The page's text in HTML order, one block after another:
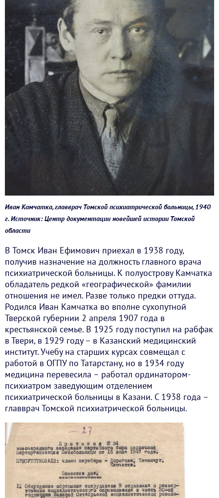
Иван Камчатка, главврач Томской психиатрической больницы, 1940
г. Источник: Центр документации новейшей истории Томской
области
В Томск Иван Ефимович приехал в 1938 году,
получив назначение на должность главного врача
психиатрической больницы. К полуострову Камчатка
обладатель редкой «географической» фамилии
отношения не имел. Разве только предки оттуда.
Родился Иван Камчатка во вполне сухопутной
Тверской губернии 2 апреля 1907 года в
крестьянской семье. В 1925 году поступил на рабфак
в Твери, в 1929 году – в Казанский медицинский
институт. Учебу на старших курсах совмещал с
работой в ОГПУ по Татарстану, но в 1934 году
медицина перевесила – работал ординатором-
психиатром заведующим отделением
психиатрической больницы в Казани. С 1938 года –
главврач Томской психиатрической больницы.